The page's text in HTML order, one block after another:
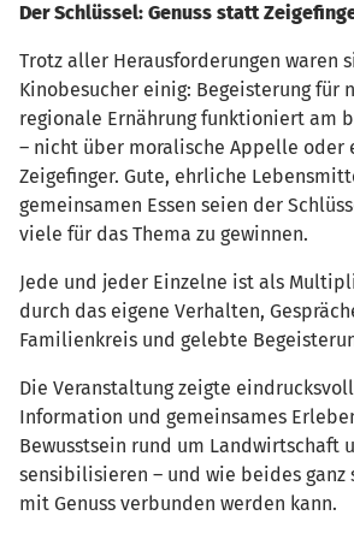
Der Schlüssel: Genuss statt
Trotz aller Herausforderungen waren
Kinobesucher einig: Begeisterung für
regionale Ernährung funktioniert am
– nicht über moralische Appelle oder
Zeigefinger. Gute, ehrliche
gemeinsamen Essen seien der
viele für das Thema zu gewinnen.
Jede und jeder Einzelne ist als
durch das eigene Verhalten,
Familienkreis und gelebte
Die Veranstaltung zeigte
Information und gemeinsames
Bewusstsein rund um Landwirtschaft
sensibilisieren – und wie beides
mit Genuss verbunden werden kann.